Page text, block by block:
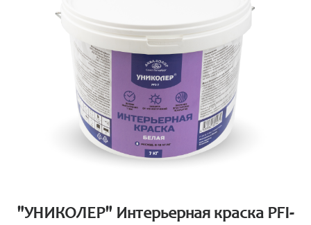
"УНИКОЛЕР" Интерьерная краска PFI-